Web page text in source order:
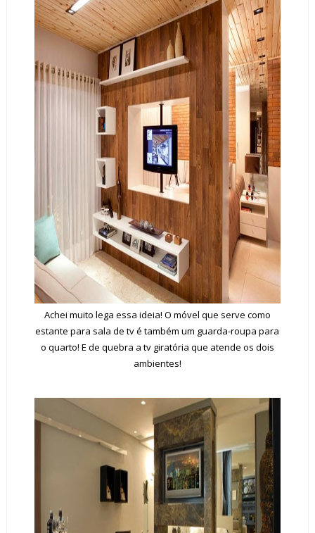
Achei muito lega essa ideia! O móvel que serve como
estante para sala de tv é também um guarda-roupa para
o quarto! E de quebra a tv giratória que atende os dois
ambientes!